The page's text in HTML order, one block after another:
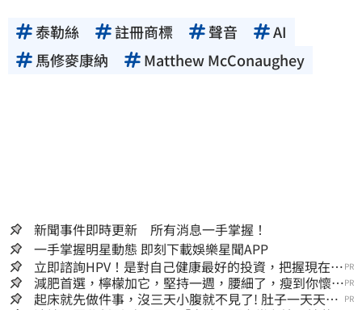
泰勒絲 註冊商標 聲音
AI
馬修麥康納
Matthew McConaughey
新聞事件即時更新 所有消息一手掌握！
一手掌握明星動態 即刻下載娛樂星聞APP
立即諮詢HPV！是對自己健康最好的投資，把握現在不
嫌晚！
PR
減肥首選，檸檬加它，堅持一週，腰細了，瘦到你懷疑
人生
PR
起床就先做件事，沒三天小腹就不見了! 肚子一天天變 PR